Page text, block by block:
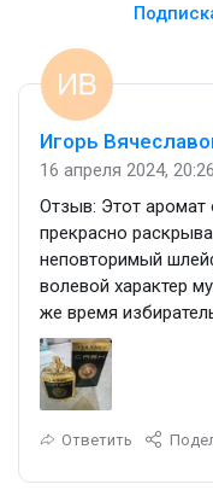
Игорь
16 апреля 2024, 20:26
Отзыв: Этот аромат
прекрасно
неповторимый
волевой характер
же время
Ответить